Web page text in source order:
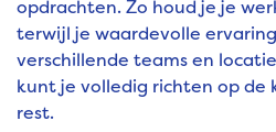
opdrachten. Zo houd je je
terwijl je waardevolle
verschillende teams en
kunt je volledig richten op de
rest.